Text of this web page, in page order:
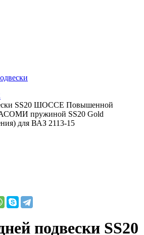
SS20 ШОССЕ Повышенной
пружиной SS20 Gold
для ВАЗ 2113-15
подвески SS20